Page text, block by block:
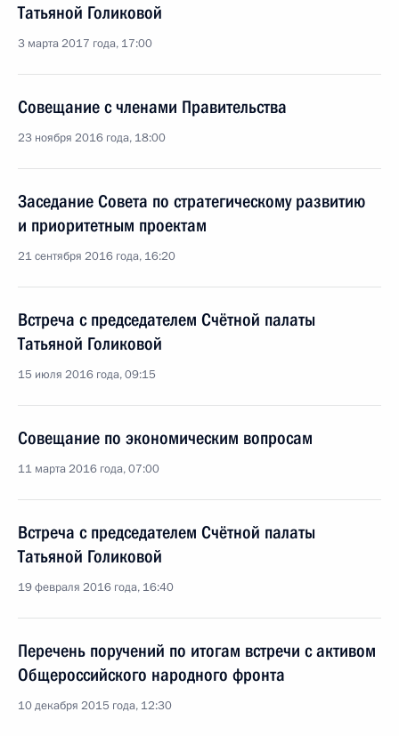
Татьяной Голиковой
3 марта 2017 года, 17:00
Совещание с членами Правительства
23 ноября 2016 года, 18:00
Заседание Совета по стратегическому развитию
и приоритетным проектам
21 сентября 2016 года, 16:20
Встреча с председателем Счётной палаты
Татьяной Голиковой
15 июля 2016 года, 09:15
Совещание по экономическим вопросам
11 марта 2016 года, 07:00
Встреча с председателем Счётной палаты
Татьяной Голиковой
19 февраля 2016 года, 16:40
Перечень поручений по итогам встречи с активом
Общероссийского народного фронта
10 декабря 2015 года, 12:30